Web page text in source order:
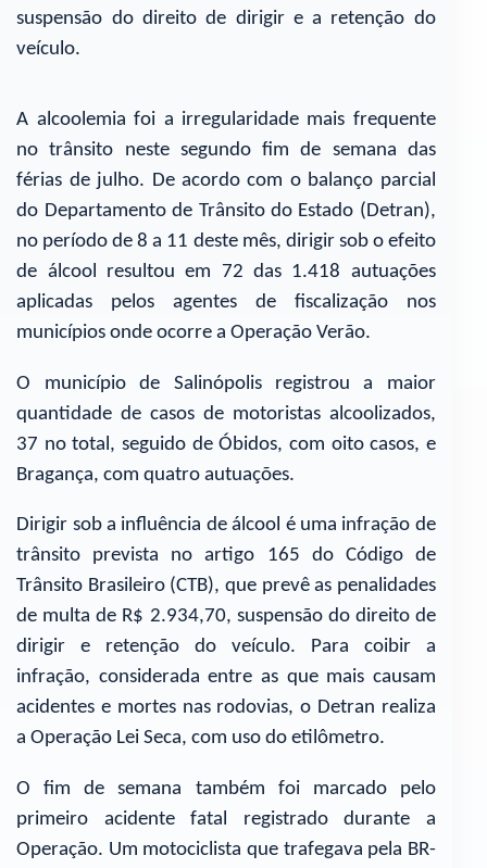
suspensão do direito de dirigir e a retenção do
veículo.
A alcoolemia foi a irregularidade mais frequente
no trânsito neste segundo fim de semana das
férias de julho. De acordo com o balanço parcial
do Departamento de Trânsito do Estado (Detran),
no período de 8 a 11 deste mês, dirigir sob o efeito
de álcool resultou em 72 das 1.418 autuações
aplicadas pelos agentes de fiscalização nos
municípios onde ocorre a Operação Verão.
O município de Salinópolis registrou a maior
quantidade de casos de motoristas alcoolizados,
37 no total, seguido de Óbidos, com oito casos, e
Bragança, com quatro autuações.
Dirigir sob a influência de álcool é uma infração de
trânsito prevista no artigo 165 do Código de
Trânsito Brasileiro (CTB), que prevê as penalidades
de multa de R$ 2.934,70, suspensão do direito de
dirigir e retenção do veículo. Para coibir a
infração, considerada entre as que mais causam
acidentes e mortes nas rodovias, o Detran realiza
a Operação Lei Seca, com uso do etilômetro.
O fim de semana também foi marcado pelo
primeiro acidente fatal registrado durante a
Operação. Um motociclista que trafegava pela BR-